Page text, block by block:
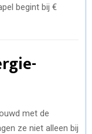
begint bij €
met de
ze niet alleen bij